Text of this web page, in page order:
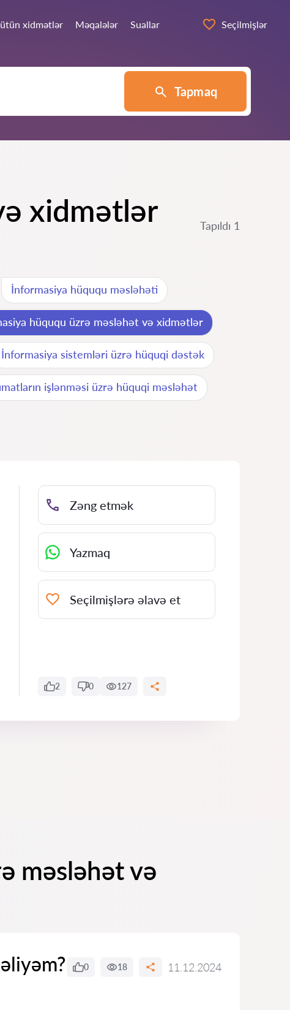
xidmətlər Məqalələr Suallar Seçilmişlər
Tapmaq
xidmətlər
Tapıldı 1
İnformasiya hüququ məsləhəti
hüququ üzrə məsləhət və xidmətlər
İnformasiya sistemləri üzrə hüquqi dəstək
işlənməsi üzrə hüquqi məsləhət
Zəng etmək
Yazmaq
Seçilmişlərə əlavə et
2 0 127
məsləhət və
0 18 11.12.2024